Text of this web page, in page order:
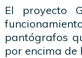
El proyecto
pantógrafos
por encima de